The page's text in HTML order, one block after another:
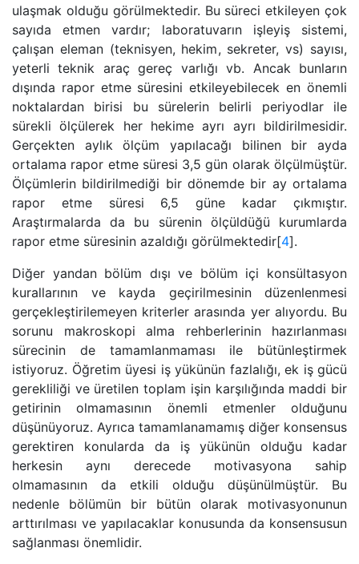
ulaşmak olduğu görülmektedir. Bu süreci etkileyen çok
sayıda etmen vardır; laboratuvarın işleyiş sistemi,
çalışan eleman (teknisyen, hekim, sekreter, vs) sayısı,
yeterli teknik araç gereç varlığı vb. Ancak bunların
dışında rapor etme süresini etkileyebilecek en önemli
noktalardan birisi bu sürelerin belirli periyodlar ile
sürekli ölçülerek her hekime ayrı ayrı bildirilmesidir.
Gerçekten aylık ölçüm yapılacağı bilinen bir ayda
ortalama rapor etme süresi 3,5 gün olarak ölçülmüştür.
Ölçümlerin bildirilmediği bir dönemde bir ay ortalama
rapor etme süresi 6,5 güne kadar çıkmıştır.
Araştırmalarda da bu sürenin ölçüldüğü kurumlarda
rapor etme süresinin azaldığı görülmektedir[4].
Diğer yandan bölüm dışı ve bölüm içi konsültasyon
kurallarının ve kayda geçirilmesinin düzenlenmesi
gerçekleştirilemeyen kriterler arasında yer alıyordu. Bu
sorunu makroskopi alma rehberlerinin hazırlanması
sürecinin de tamamlanmaması ile bütünleştirmek
istiyoruz. Öğretim üyesi iş yükünün fazlalığı, ek iş gücü
gerekliliği ve üretilen toplam işin karşılığında maddi bir
getirinin olmamasının önemli etmenler olduğunu
düşünüyoruz. Ayrıca tamamlanamamış diğer konsensus
gerektiren konularda da iş yükünün olduğu kadar
herkesin aynı derecede motivasyona sahip
olmamasının da etkili olduğu düşünülmüştür. Bu
nedenle bölümün bir bütün olarak motivasyonunun
arttırılması ve yapılacaklar konusunda da konsensusun
sağlanması önemlidir.